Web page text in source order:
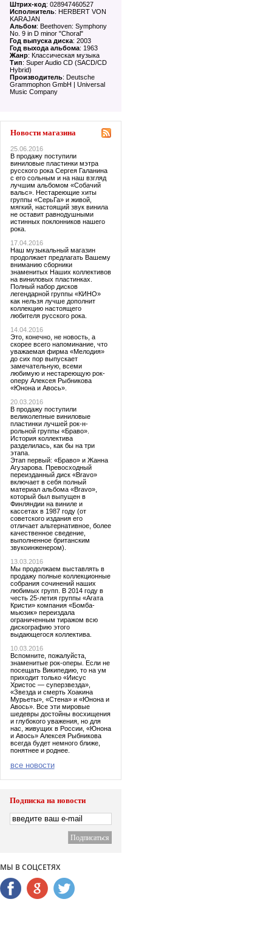
Штрих-код: 028947460527
Исполнитель: HERBERT VON
KARAJAN
Альбом: Beethoven: Symphony
No. 9 in D minor "Choral"
Год выпуска диска: 2003
Год выхода альбома: 1963
Жанр: Классическая музыка
Тип: Super Audio CD (SACD/CD
Hybrid)
Производитель: Deutsche
Grammophon GmbH | Universal
Music Company
Новости магазина
25.06.2016
В продажу поступили
виниловые пластинки мэтра
русского рока Сергея Галанина
с его сольным и на наш взгляд
лучшим альбомом «Собачий
вальс». Нестареющие хиты
группы «СерьГа» и живой,
мягкий, настоящий звук винила
не оставит равнодушными
истинных поклонников нашего
рока.
17.04.2016
Наш музыкальный магазин
продолжает предлагать Вашему
вниманию сборники
знаменитых Наших коллективов
на виниловых пластинках.
Полный набор дисков
легендарной группы «КИНО»
как нельзя лучше дополнит
коллекцию настоящего
любителя русского рока.
14.04.2016
Это, конечно, не новость, а
скорее всего напоминание, что
уважаемая фирма «Мелодия»
до сих пор выпускает
замечательную, всеми
любимую и нестареющую рок-
оперу Алексея Рыбникова
«Юнона и Авось».
20.03.2016
В продажу поступили
великолепные виниловые
пластинки лучшей рок-н-
рольной группы «Браво».
История коллектива
разделилась, как бы на три
этапа.
Этап первый: «Браво» и Жанна
Агузарова. Превосходный
переизданный диск «Bravo»
включает в себя полный
материал альбома «Bravo»,
который был выпущен в
Финляндии на виниле и
кассетах в 1987 году (от
советского издания его
отличает альтернативное, более
качественное сведение,
выполненное британским
звукоинженером).
13.03.2016
Мы продолжаем выставлять в
продажу полные коллекционные
собрания сочинений наших
любимых групп. В 2014 году в
честь 25-летия группы «Агата
Кристи» компания «Бомба-
мьюзик» переиздала
ограниченным тиражом всю
дискографию этого
выдающегося коллектива.
10.03.2016
Вспомните, пожалуйста,
знаменитые рок-оперы. Если не
посещать Википедию, то на ум
приходит только «Иисус
Христос — суперзвезда»,
«Звезда и смерть Хоакина
Мурьеты», «Стена» и «Юнона и
Авось». Все эти мировые
шедевры достойны восхищения
и глубокого уважения, но для
нас, живущих в России, «Юнона
и Авось» Алексея Рыбникова
всегда будет немного ближе,
понятнее и роднее.
все новости
Подписка на новости
МЫ В СОЦСЕТЯХ